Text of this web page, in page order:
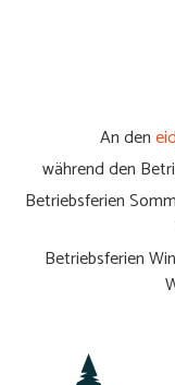
An den
während den
Betriebsferien
Betriebsferien